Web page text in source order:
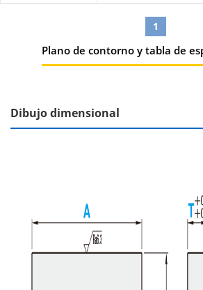
1
Plano de contorno y tabla de
Dibujo dimensional